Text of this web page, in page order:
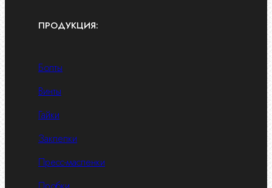
ПРОДУКЦИЯ:
Болты
Винты
Гайки
Заклепки
Пресс-масленки